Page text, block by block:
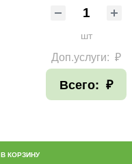
шт
Доп.услуги: ₽
Всего: ₽
В КОРЗИНУ